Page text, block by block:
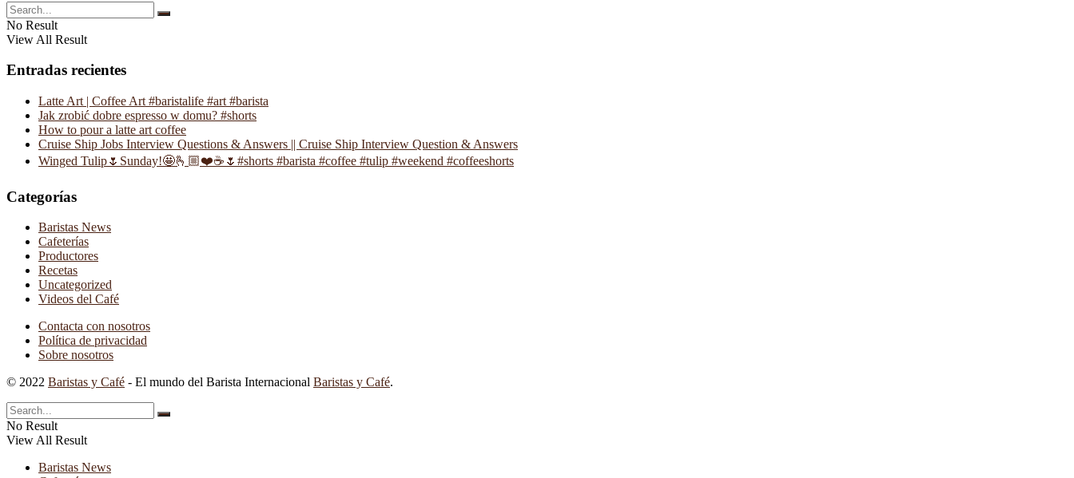
No Result
View All Result
Entradas recientes
Latte Art | Coffee Art #baristalife #art #barista
Jak zrobić dobre espresso w domu? #shorts
How to pour a latte art coffee
Cruise Ship Jobs Interview Questions & Answers || Cruise Ship Interview Question & Answers
Winged Tulip🌷Sunday!🤩🫰🏼❤️☕️🌷#shorts #barista #coffee #tulip #weekend #coffeeshorts
Categorías
Baristas News
Cafeterías
Productores
Recetas
Uncategorized
Videos del Café
Contacta con nosotros
Política de privacidad
Sobre nosotros
© 2022 Baristas y Café - El mundo del Barista Internacional Baristas y Café.
No Result
View All Result
Baristas News